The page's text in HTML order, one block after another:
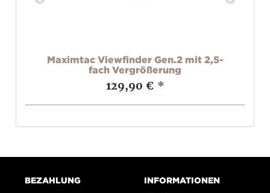
Maximtac Viewfinder Gen.2 mit 2,5-
fach Vergrößerung
129,90 € *
BEZAHLUNG INFORMATIONEN